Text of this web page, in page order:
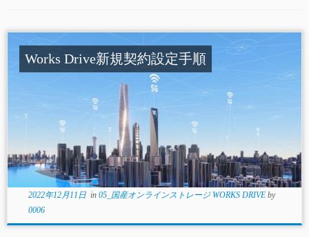
Works Drive新規契約設定手順
2022年12月11日in 05_国産オンラインストレージ WORKS DRIVE by
0006